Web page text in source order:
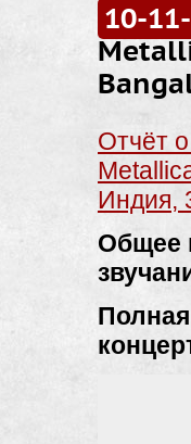
10-
Отчёт
Индия,
Общее